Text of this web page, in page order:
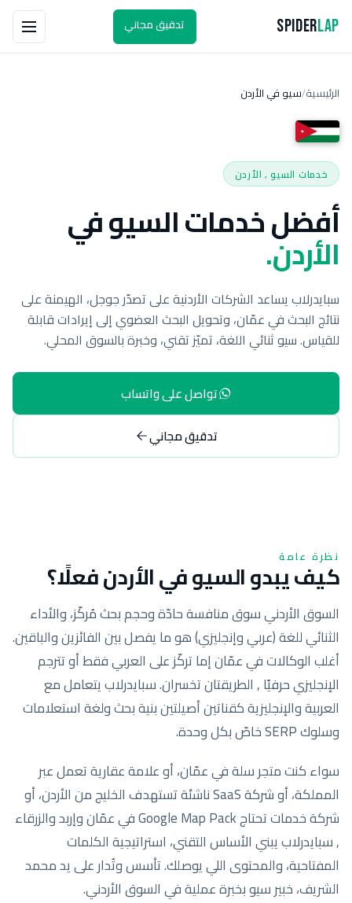
SpiderLap تدقيق مجاني
الرئيسية/سيو في الأردن
خدمات السيو , الأردن
أفضل خدمات السيو في
الأردن.
سبايدرلاب يساعد الشركات الأردنية على تصدّر جوجل، الهيمنة على
نتائج البحث في عمّان، وتحويل البحث العضوي إلى إيرادات قابلة
للقياس. سيو ثنائي اللغة، تميّز تقني، وخبرة بالسوق المحلي.
تواصل على واتساب
تدقيق مجاني
نظرة عامة
كيف يبدو السيو في الأردن فعلًا؟
السوق الأردني سوق منافسة حادّة وحجم بحث مُركّز، والأداء
الثنائي للغة (عربي وإنجليزي) هو ما يفصل بين الفائزين والباقين.
أغلب الوكالات في عمّان إما تركّز على العربي فقط أو تترجم
الإنجليزي حرفيًا , الطريقتان تخسران. سبايدرلاب يتعامل مع
العربية والإنجليزية كقناتين أصيلتين بنية بحث ولغة استعلامات
وسلوك SERP خاصّ بكل وحدة.
سواء كنت متجر سلة في عمّان، أو علامة عقارية تعمل عبر
المملكة، أو شركة SaaS ناشئة تستهدف الخليج من الأردن، أو
شركة خدمات تحتاج Google Map Pack في عمّان وإربد والزرقاء
, سبايدرلاب يبني الأساس التقني، استراتيجية الكلمات
المفتاحية، والمحتوى اللي يوصلك. تأسس وتُدار على يد محمد
الشريف، خبير سيو بخبرة عملية في السوق الأردني.